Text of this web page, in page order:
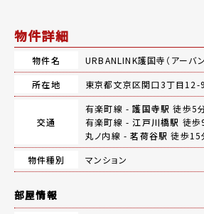
物件詳細
物件名
URBANLINK護国寺（アーバ
所在地
東京都文京区関口3丁目12-9
交通
有楽町線 -護国寺駅 徒歩5
有楽町線 -江戸川橋駅 徒歩
丸ノ内線 -茗荷谷駅 徒歩15
物件種別
マンション
部屋情報